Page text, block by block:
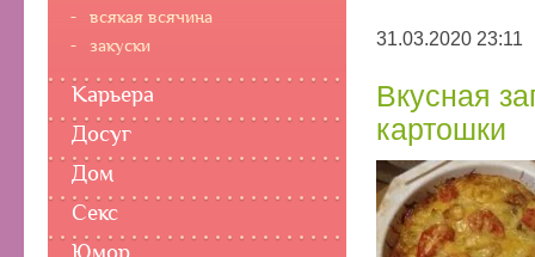
всякая всячина
закуски
Карьера
Досуг
Дом
Секс
Юмор
31.03.2020 23:11
Вкусная
картошки